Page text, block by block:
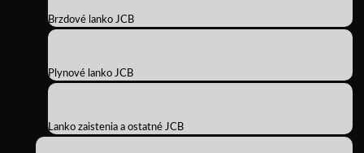
Brzdové lanko JCB
Plynové lanko JCB
Lanko zaistenia a ostatné JCB